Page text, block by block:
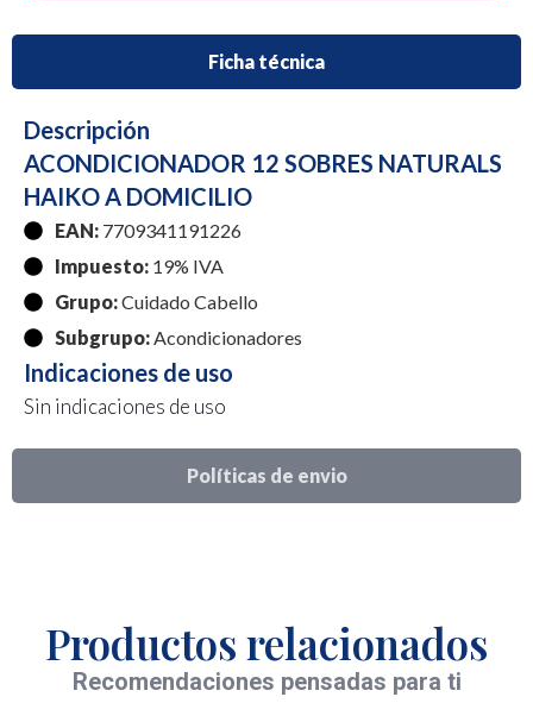
Ficha técnica
Políticas de envio
Descripción
ACONDICIONADOR 12 SOBRES NATURALS
HAIKO A DOMICILIO
EAN: 7709341191226
Impuesto: 19% IVA
Grupo:Cuidado Cabello
Subgrupo:Acondicionadores
Indicaciones de uso
Sin indicaciones de uso
Productos relacionados
Recomendaciones pensadas para ti